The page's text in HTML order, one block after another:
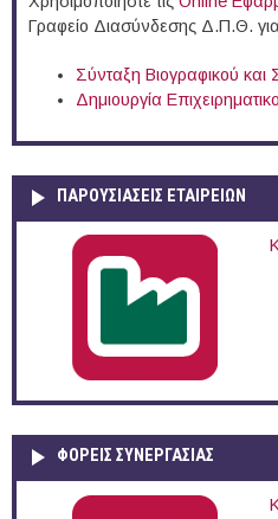
Γραφείο Διασύνδεσης Δ.Π.Θ. για
Σύνταξη Βιογραφικού και
Δημιουργία
ΠΑΡΟΥΣΙΆΣΕΙΣ ΕΤΑΙΡΕΙΏΝ
ΦΟΡΕΙΣ ΣΥΝΕΡΓΑΣΙΑΣ